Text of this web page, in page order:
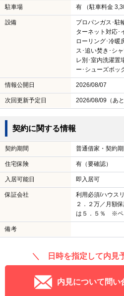
駐車場 有 （駐車料金
設備
プロパンガス･駐
ターネット対応･
ローリング･冷暖
ス･追い焚き･シ
レ別･室内洗濯置
ー･シューズボッ
情報公開日 2026/08/07
次回更新予定日 2026/08/09（あと
契約に関する情報
契約期間 普通借家・契約
住宅保険 有（要確認）
入居可能日 即入居可
保証会社
利用必須/ハウス
２．２万／月額
は５．５％ ※ペ
備考
＼ 日時を指定して内見
内見について問い